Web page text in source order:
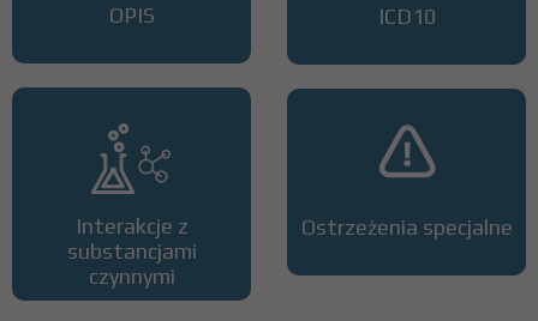
OPIS
Interakcje z
substancjami
czynnymi
ICD10
Ostrzeżenia specjalne